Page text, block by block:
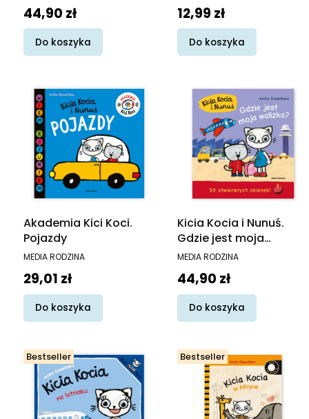
Cena
44,90 zł
Do koszyka
Cena
12,99 zł
Do koszyka
Akademia Kici Koci.
Pojazdy
PRODUCENT
MEDIA RODZINA
Cena
29,01 zł
Do koszyka
Kicia Kocia i Nunuś.
Gdzie jest moja
walizka?
PRODUCENT
MEDIA RODZINA
Cena
44,90 zł
Do koszyka
Bestseller Bestseller